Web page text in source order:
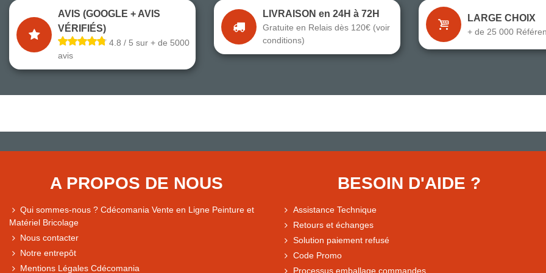
AVIS (GOOGLE + AVIS
VÉRIFIÉS)
4.8 / 5 sur + de 5000
avis
LIVRAISON en 24H à 72H
Gratuite en Relais dès 120€ (voir
conditions)
LARGE CHOIX
+ de 25 000
A PROPOS DE NOUS
Qui sommes-nous ? Cdécomania Vente en Ligne Peinture et
Matériel Bricolage
Nous contacter
Notre entrepôt
Mentions Légales Cdécomania
BESOIN D'AIDE ?
Assistance Technique
Retours et échanges
Solution paiement refusé
Code Promo
Processus emballage commandes